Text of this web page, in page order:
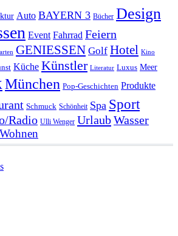
Auto BAYERN 3 Bücher Design
Event Fahrrad Feiern
GENIESSEN Golf Hotel Kino
Küche Künstler Literatur Luxus Meer
München Pop-Geschichten Produkte
Schmuck Schönheit Spa Sport
Radio Ulli Wenger UrlaubWasser
Wohnen